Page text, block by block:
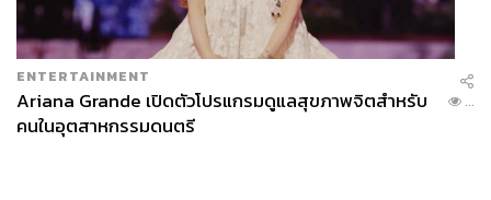
ENTERTAINMENT
Ariana Grande เปิดตัวโปรแกรมดูแลสุขภาพจิตสำหรับ
คนในอุตสาหกรรมดนตรี
...